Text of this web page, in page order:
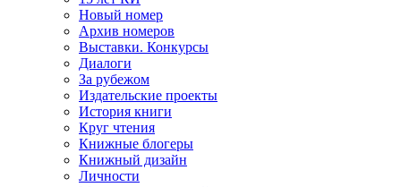
Новый номер
Архив номеров
Выставки. Конкурсы
Диалоги
За рубежом
Издательские проекты
История книги
Круг чтения
Книжные блогеры
Книжный дизайн
Личности